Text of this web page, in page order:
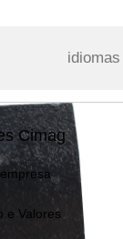
idiomas
Cimag
e Valores